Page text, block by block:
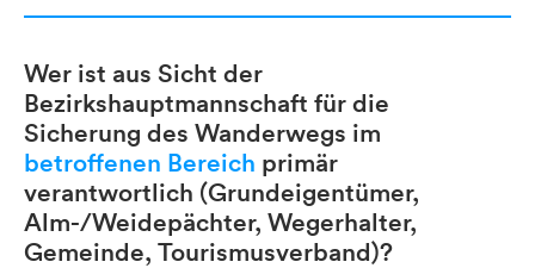
Wer ist aus Sicht der
Bezirkshauptmannschaft für die
Sicherung des Wanderwegs im
betroffenen Bereich primär
verantwortlich (Grundeigentümer,
Alm-/Weidepächter, Wegerhalter,
Gemeinde, Tourismusverband)?